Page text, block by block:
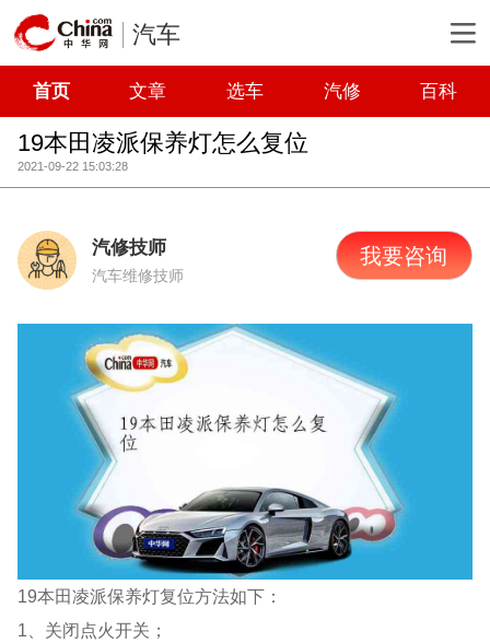
汽车
首页 文章 选车 汽修 百科
19本田凌派保养灯怎么复位
2021-09-22 15:03:28
汽修技师
汽车维修技师
我要咨询
19本田凌派保养灯复位方法如下：
1、关闭点火开关；